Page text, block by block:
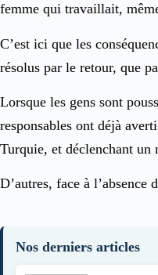
femme qui travaillait,
C’est ici que les
résolus par le retour, que
Lorsque les gens sont
responsables ont déjà
Turquie, et déclenchant un
D’autres, face à
Nos derniers articles